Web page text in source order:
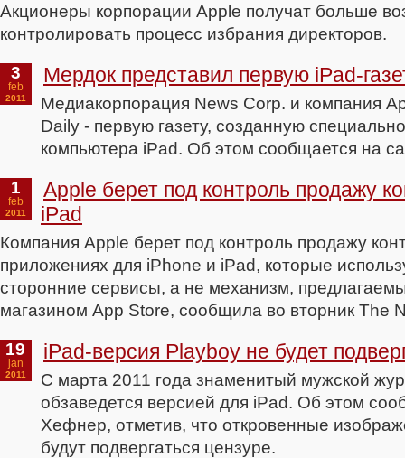
Акционеры корпорации Apple получат больше
контролировать процесс избрания директоров.
3
feb
2011
Мердок представил первую iPad-
Медиакорпорация News Corp. и компания
Daily - первую газету, созданную
компьютера iPad. Об этом сообщается на
1
feb
2011
Apple берет под контроль продажу
iPad
Компания Apple берет под контроль продажу
приложениях для iPhone и iPad, которые
сторонние сервисы, а не механизм,
магазином App Store, сообщила во вторник The
19
jan
2011
iPad-версия Playboy не будет
С марта 2011 года знаменитый мужской
обзаведется версией для iPad. Об этом
Хефнер, отметив, что откровенные
будут подвергаться цензуре.